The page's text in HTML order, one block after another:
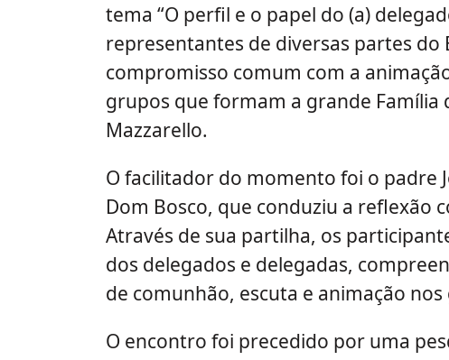
tema “O perfil e o papel do (a)
representantes de diversas partes do
compromisso comum com a
grupos que formam a grande Família
Mazzarello.
O facilitador do momento foi o padre
Dom Bosco, que conduziu a reflexão
Através de sua partilha, os
dos delegados e delegadas,
de comunhão, escuta e animação
O encontro foi precedido por uma